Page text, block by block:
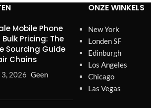
bulk.
Mobile Phone
Bulk Pricing: The
Sourcing Guide
Chains
3, 2026 Geen
ONZE WINKELS
New York
Londen SF
Edinburgh
Los Angeles
Chicago
Las Vegas